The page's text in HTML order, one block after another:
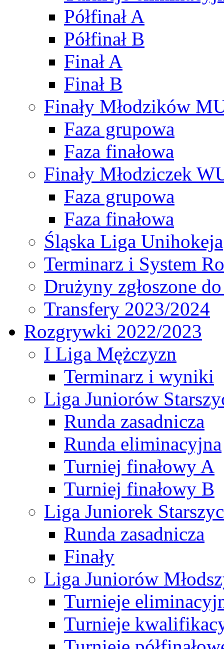
Półfinał A
Półfinał B
Finał A
Finał B
Finały Młodzików
Faza grupowa
Faza finałowa
Finały Młodziczek
Faza grupowa
Faza finałowa
Śląska Liga Unihokeja
Terminarz i System
Drużyny zgłoszone
Transfery 2023/2024
Rozgrywki 2022/2023
I Liga Mężczyzn
Terminarz i wyniki
Liga Juniorów
Runda zasadnicza
Runda eliminacyjna
Turniej finałowy A
Turniej finałowy B
Liga Juniorek
Runda zasadnicza
Finały
Liga Juniorów
Turnieje
Turnieje